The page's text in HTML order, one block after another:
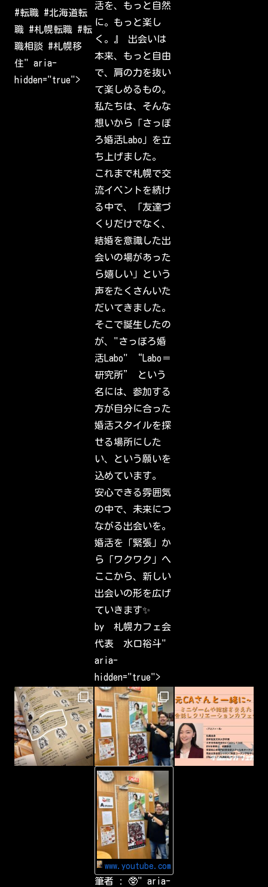
g
a
W
l
o
b
a
c
k
t
o
I
n
t
a
g
r
a
.
S
i
n
i
n
o
c
h
e
c
k
o
u
t
w
h
a
t
o
u
r
f
r
i
e
n
d
,
a
m
i
l
y
&
i
t
e
r
s
t
s
h
a
e
b
e
e
c
a
p
u
r
i
n
g
h
a
i
g
a
r
o
u
n
#転職 #北海道転
職 #札幌転職 #転
職相談 #札幌移
住" aria-
hidden="true">
活を、もっと自然
に。もっと楽し
く。』 出会いは
本来、もっと自由
で、肩の力を抜い
て楽しめるもの。
私たちは、そんな
想いから「さっぽ
ろ婚活Labo」を立
ち上げました。
これまで札幌で交
流イベントを続け
る中で、「友達づ
くりだけでなく、
結婚を意識した出
会いの場があった
ら嬉しい」という
声をたくさんいた
だいてきました。
そこで誕生したの
が、"さっぽろ婚
活Labo" “Labo＝
研究所” という
名には、参加する
方が自分に合った
婚活スタイルを探
せる場所にした
い、という願いを
込めています。
安心できる雰囲気
の中で、未来につ
ながる出会いを。
婚活を「緊張」か
ら「ワクワク」へ
ここから、新しい
出会いの形を広げ
ていきます✨
by 札幌カフェ会
代表 水口裕斗"
aria-
hidden="true">
www.youtube.com
筆者 : 🥸" aria-